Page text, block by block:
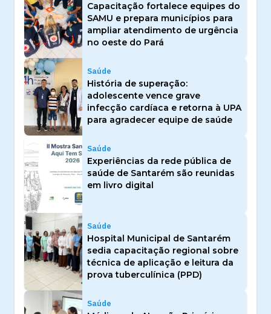
Capacitação fortalece equipes do
SAMU e prepara municípios para
ampliar atendimento de urgência
no oeste do Pará
Saúde
História de superação:
adolescente vence grave
infecção cardíaca e retorna à UPA
para agradecer equipe de saúde
Saúde
Experiências da rede pública de
saúde de Santarém são reunidas
em livro digital
Saúde
Hospital Municipal de Santarém
sedia capacitação regional sobre
técnica de aplicação e leitura da
prova tuberculínica (PPD)
Saúde